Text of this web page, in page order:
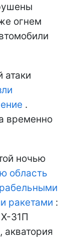
огнем
атаки
.
временно
ночью
область
ракетами :
31П